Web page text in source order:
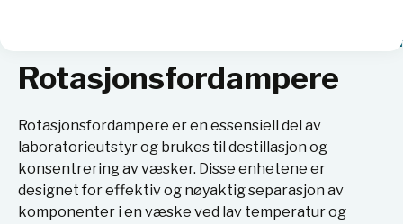
Rotasjonsfordampere
Rotasjonsfordampere er en essensiell del av
laboratorieutstyr og brukes til destillasjon og
konsentrering av væsker. Disse enhetene er
designet for effektiv og nøyaktig separasjon av
komponenter i en væske ved lav temperatur og